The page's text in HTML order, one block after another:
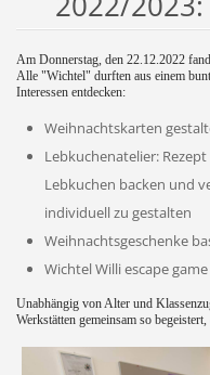
Am Donnerstag, den 22.12.2022
Alle "Wichtel" durften aus einem
Interessen entdecken:
Weihnachtskarten
Lebkuchenatelier:
Lebkuchen backen und
individuell zu gestalten
Weihnachtsgeschenke
Wichtel Willi escape game
Unabhängig von Alter und
Werkstätten gemeinsam so